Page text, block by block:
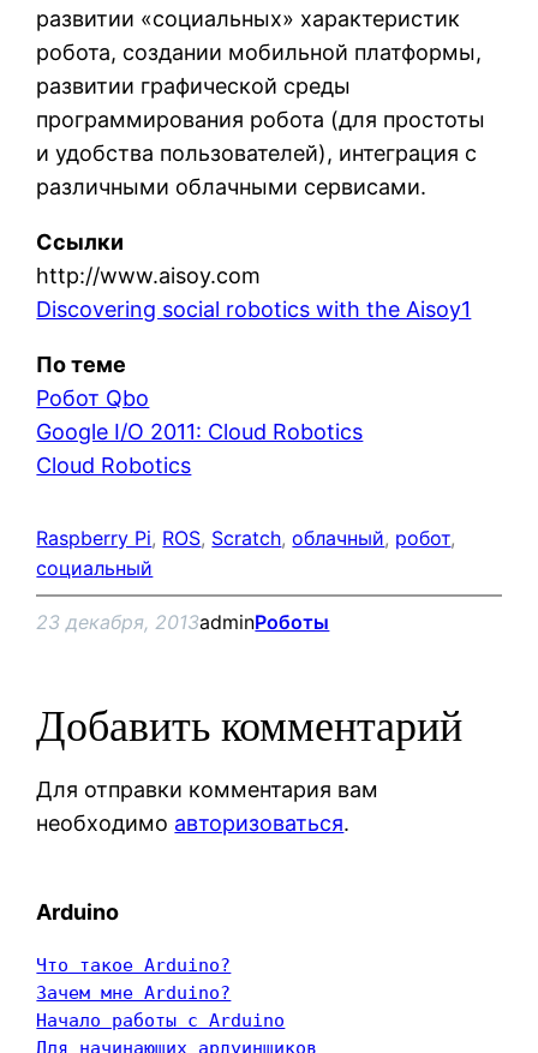
развитии «социальных» характеристик
робота, создании мобильной платформы,
развитии графической среды
программирования робота (для простоты
и удобства пользователей), интеграция с
различными облачными сервисами.
Ссылки
http://www.aisoy.com
Discovering social robotics with the Aisoy1
По теме
Робот Qbo
Google I/O 2011: Cloud Robotics
Cloud Robotics
Raspberry Pi, ROS, Scratch, облачный, робот
социальный
23 декабря, 2013adminРоботы
Добавить комментарий
Для отправки комментария вам
необходимо авторизоваться.
Arduino
Что такое Arduino?
Зачем мне Arduino?
Начало работы с Arduino
Для начинающих ардуинщиков